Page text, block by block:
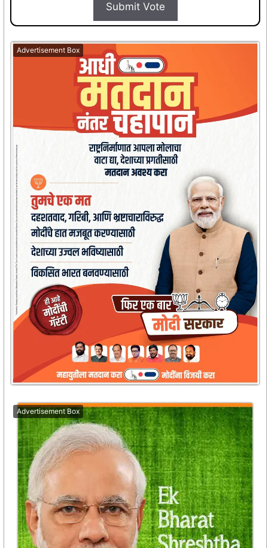
Submit Vote
Advertisement Box
Advertisement Box